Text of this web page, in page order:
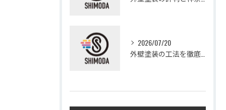
2026/07/20